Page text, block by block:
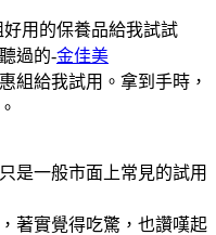
用的保養品給我試試
過的-金佳美
組給我試用。拿到手時，
是一般市面上常見的試用
著實覺得吃驚，也讚嘆起